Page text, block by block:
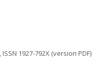
1927-792X (version PDF)